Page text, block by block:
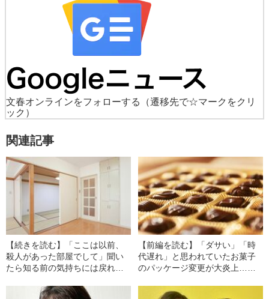
文春オンラインをフォローする
（遷移先で☆マークをクリ
ック）
関連記事
【続きを読む】「ここは以前、
殺人があった部屋でして」聞い
たら知る前の気持ちには戻れな
い」と思ってしまうワケ
【前編を読む】「ダサい」「時
代遅れ」と思われていたお菓子
のパッケージ変更が大炎上…あ
あるのか？